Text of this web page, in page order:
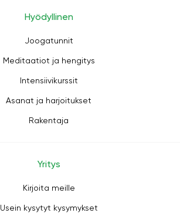
Hyödyllinen
Joogatunnit
Meditaatiot ja hengitys
Intensiivikurssit
Asanat ja harjoitukset
Rakentaja
Yritys
Kirjoita meille
Usein kysytyt kysymykset